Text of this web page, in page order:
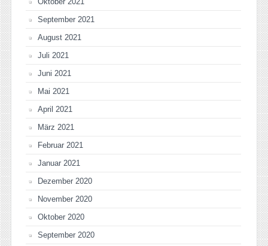
September 2021
August 2021
Juli 2021
Juni 2021
Mai 2021
April 2021
März 2021
Februar 2021
Januar 2021
Dezember 2020
November 2020
Oktober 2020
September 2020